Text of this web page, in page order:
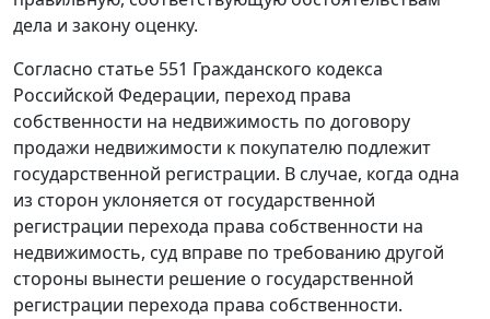
дела и закону оценку.
Согласно статье 551 Гражданского кодекса
Российской Федерации, переход права
собственности на недвижимость по договору
продажи недвижимости к покупателю подлежит
государственной регистрации. В случае, когда одна
из сторон уклоняется от государственной
регистрации перехода права собственности на
недвижимость, суд вправе по требованию другой
стороны вынести решение о государственной
регистрации перехода права собственности.